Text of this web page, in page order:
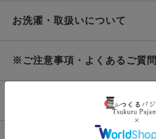
お洗濯・取扱いについて
※ご注意事項・よくあるご質問